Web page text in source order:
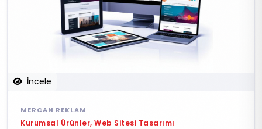
İncele
MERCAN REKLAM
Kurumsal Ürünler, Web Sitesi Tasarımı